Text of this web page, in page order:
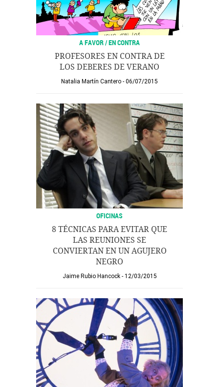
A FAVOR / EN CONTRA
PROFESORES EN CONTRA DE
LOS DEBERES DE VERANO
Natalia Martín Cantero 06/07/2015
OFICINAS
8 TÉCNICAS PARA EVITAR QUE
LAS REUNIONES SE
CONVIERTAN EN UN AGUJERO
NEGRO
Jaime Rubio Hancock 12/03/2015